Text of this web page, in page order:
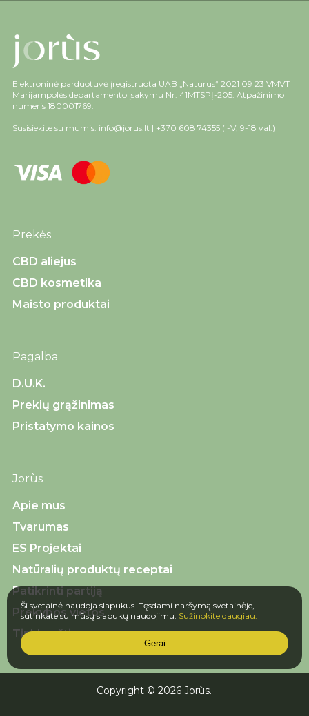
Elektroninė parduotuvė įregistruota UAB „Naturus“ 2021 09 23 VMVT
Marijampolės departamento įsakymu Nr. 41MTSPĮ-205. Atpažinimo
numeris 180001769.
Susisiekite su mumis: info@jorus.lt | +370 608 74355 (I-V, 9-18 val.)
Prekės
CBD aliejus
CBD kosmetika
Maisto produktai
Pagalba
D.U.K.
Prekių grąžinimas
Pristatymo kainos
Jorùs
Apie mus
Tvarumas
ES Projektai
Natūralių produktų receptai
Patikrinti partiją
Prekybos vietos
Tinklaraštis
Copyright © 2026 Jorùs.
Ši svetainė naudoja slapukus. Tęsdami naršymą svetainėje,
sutinkate su mūsų slapukų naudojimu. Sužinokite daugiau.
Gerai